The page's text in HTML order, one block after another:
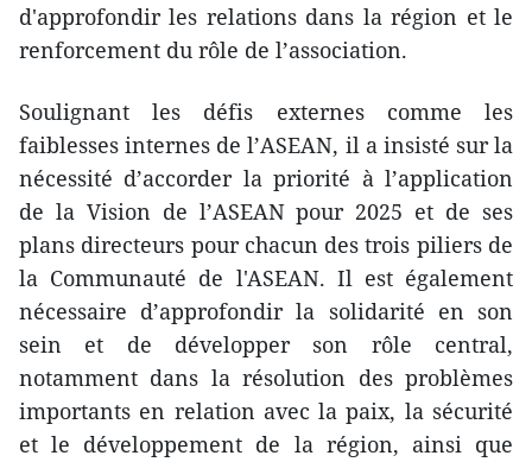
d'approfondir les relations dans la région et le
renforcement du rôle de l’association.
Soulignant les défis ​externes comme les
faiblesses internes de l’ASEAN, il a insisté sur la
nécessité d’accorder la priorité à l’application
de la Vision de l’ASEAN pour 2025 et de ses
plans directeurs pour cha​cun des trois piliers de
la Communauté de l'ASEAN. Il est également
nécessaire d’approfondir la solidarité​ en son
sein et de développer son rôle central,
notamment dans la résolution des problèmes
importants ​en relation avec la paix, la sécurité
et le développement de la région, ainsi que